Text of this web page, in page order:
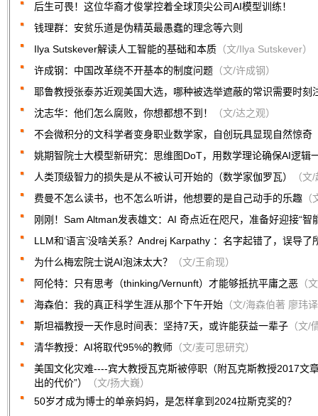
后生可畏！这位华裔才俊掌控着全球顶尖公司AI模型训练！
钱理群：安贫乐道是伪精英最愚蠢的理念等六则
Ilya Sutskever解读人工智能的基础和本质 （文/Ilya Sutskever）
许成钢：中国改革绕不开基本的制度问题 （文/许成钢）
耶鲁教授张泰苏近观美国大选，哪种被选举遮蔽的常识需要时刻
沈志华：他们怎么腐败，你想都想不到！
（文/达之观）
不会微积分的文科学者变身职业数学家，自创玩具显现自然惊奇
姚期智院士大模型新研究：思维图DoT，用数学理论确保AI逻辑
人类顶级智力的损失是从不被认可开始的（数学家伽罗瓦）
（
费曼不怎么读书，也不怎么听讲，他想要的是自己动手的乐趣
刚刚！Sam Altman发表雄文：AI 奇点近在咫尺，准备好迎接“智
LLM和‘语言’没啥关系？Andrej Karpathy ：名字起错了，误导了
为什么梅宏院士说AI泡沫太大？
（文/王俞现）
阿伦特：只有思考（thinking/Vernunft）才能够抵抗平庸之恶 （
海森伯：我的真正科学生涯从那个下午开始 （文/海森伯著 廖玮
斯坦福教授一天作息时间表：坚持7天，或许能获益一辈子 （文/
清华教授：AI将取代95%的教师 （文/麦可思研究）
美国文化灾难----宾大教授瓦克斯被停职（附瓦克斯教授2017文
出的代价”）
（文/扬大巍）
50岁才成为博士的单亲妈妈，是怎样拿到2024拉斯克奖的？